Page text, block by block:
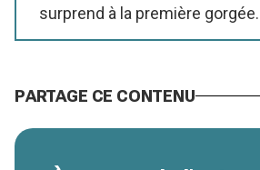
surprend à la première gorgée.
PARTAGE CE CONTENU